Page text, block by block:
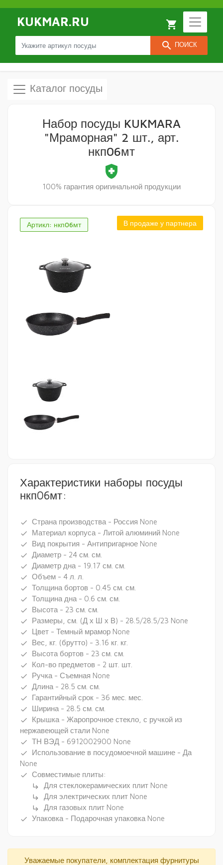
KUKMAR.RU
search ПОИСК
local_grocery_store
Каталог посуды
Артикл: нкп06мт В продаже у партнера
Набор посуды KUKMARA
"Мраморная" 2 шт., арт.
нкп06мт
health_and_safety
100% гарантия оригинальной продукции
Характеристики наборы посуды
нкп06мт:
done Страна производства - Россия None
done Материал корпуса - Литой алюминий None
done Вид покрытия - Антипригарное None
done Диаметр - 24 см. см.
done Диаметр дна - 19.17 см. см.
done Объем - 4 л. л.
done Толщина бортов - 0.45 см. см.
done Толщина дна - 0.6 см. см.
done Высота - 23 см. см.
done Размеры, см. (Д х Ш х В) - 28.5/28.5/23 None
done Цвет - Темный мрамор None
done Вес, кг. (брутто) - 3.16 кг. кг.
done Высота бортов - 23 см. см.
done Кол-во предметов - 2 шт. шт.
done Ручка - Съемная None
done Длина - 28.5 см. см.
done Гарантийный срок - 36 мес. мес.
done Ширина - 28.5 см. см.
done
Крышка - Жаропрочное стекло, с ручкой из
нержавеющей стали None
done ТН ВЭД - 6912002900 None
done
Использование в посудомоечной машине - Да
None
done Совместимые плиты:
subdirectory_arrow_right Для стеклокерамических плит None
subdirectory_arrow_right Для электрических плит None
subdirectory_arrow_right Для газовых плит None
done Упаковка - Подарочная упаковка None
Уважаемые покупатели, комплектация фурнитуры